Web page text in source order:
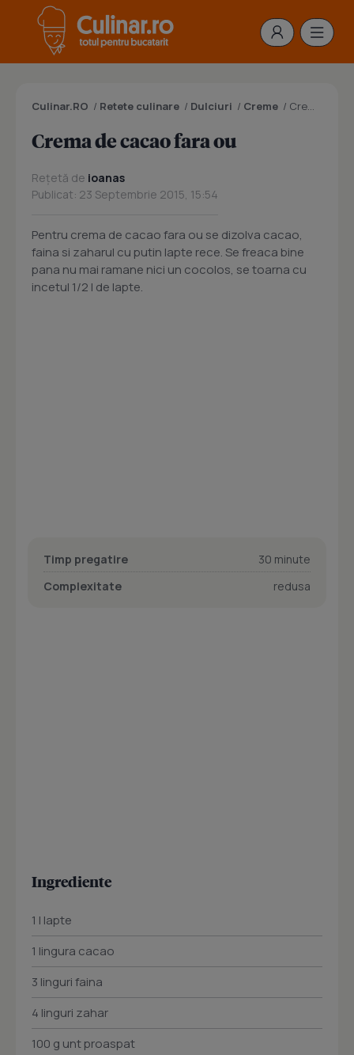
Culinar.RO / Retete culinare / Dulciuri / Creme / Crema de cacao fara ou
Crema de cacao fara ou
Rețetă de ioanas
Publicat: 23 Septembrie 2015, 15:54
Pentru crema de cacao fara ou se dizolva cacao,
faina si zaharul cu putin lapte rece. Se freaca bine
pana nu mai ramane nici un cocolos, se toarna cu
incetul 1/2 l de lapte.
Timp pregatire
30 minute
Complexitate
redusa
Ingrediente
1 l lapte
1 lingura cacao
3 linguri faina
4 linguri zahar
100 g unt proaspat